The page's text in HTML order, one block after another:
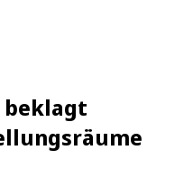
beklagt